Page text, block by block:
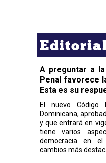
A preguntar a
Penal favorece
Esta es su
El nuevo Código
Dominicana,
y que entrará en
tiene varios
democracia en
cambios más